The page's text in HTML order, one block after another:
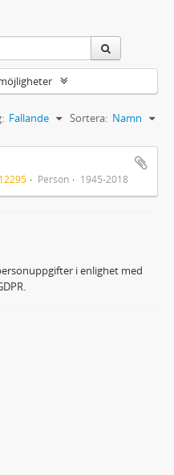
Sortera: Namn
Fallande
Person 1945-2018
i enlighet med